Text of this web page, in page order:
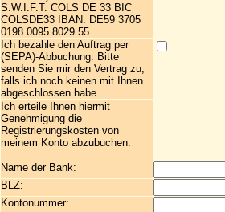
S.W.I.F.T. COLS DE 33 BIC
COLSDE33 IBAN: DE59 3705
0198 0095 8029 55
Ich bezahle den Auftrag per
(SEPA)-Abbuchung. Bitte
senden Sie mir den Vertrag zu,
falls ich noch keinen mit Ihnen
abgeschlossen habe.
Ich erteile Ihnen hiermit
Genehmigung die
Registrierungskosten von
meinem Konto abzubuchen.
Name der Bank:
BLZ:
Kontonummer: